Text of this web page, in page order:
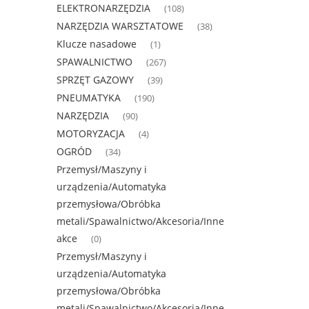
ELEKTRONARZĘDZIA (108)
NARZĘDZIA WARSZTATOWE (38)
Klucze nasadowe (1)
SPAWALNICTWO (267)
SPRZĘT GAZOWY (39)
PNEUMATYKA (190)
NARZĘDZIA (90)
MOTORYZACJA (4)
OGRÓD (34)
Przemysł/Maszyny i
urządzenia/Automatyka
przemysłowa/Obróbka
metali/Spawalnictwo/Akcesoria/Inne
akce
(0)
Przemysł/Maszyny i
urządzenia/Automatyka
przemysłowa/Obróbka